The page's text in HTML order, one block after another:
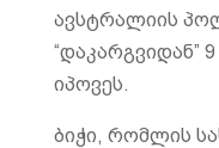
ავსტრალიის
“დაკარგვიდან”
იპოვეს.
ბიჭი, რომლის